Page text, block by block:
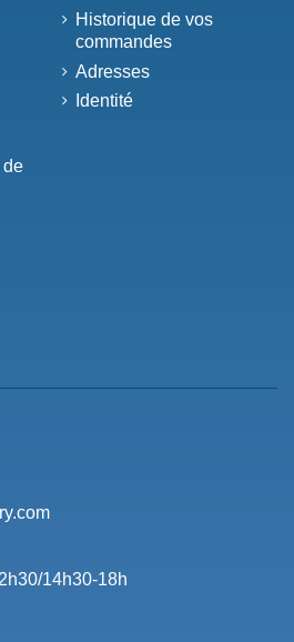
de
Historique de vos
commandes
Adresses
Identité
14h30-18h